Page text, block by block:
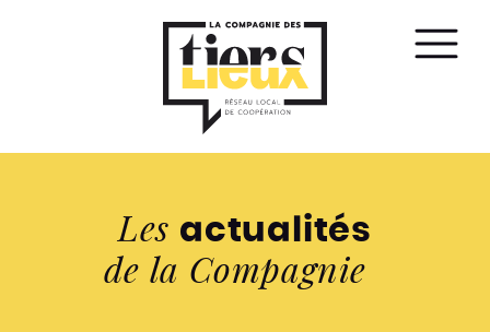
le
Les actualités
de la Compagnie